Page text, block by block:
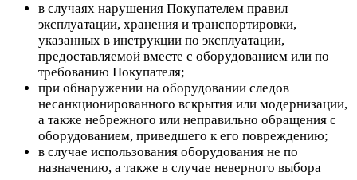
в случаях нарушения Покупателем правил
эксплуатации, хранения и транспортировки,
указанных в инструкции по эксплуатации,
предоставляемой вместе с оборудованием или по
требованию Покупателя;
при обнаружении на оборудовании следов
несанкционированного вскрытия или модернизации,
а также небрежного или неправильно обращения с
оборудованием, приведшего к его повреждению;
в случае использования оборудования не по
назначению, а также в случае неверного выбора